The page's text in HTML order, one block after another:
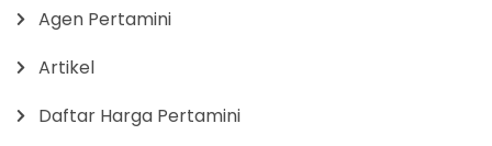
Agen Pertamini
Artikel
Daftar Harga Pertamini